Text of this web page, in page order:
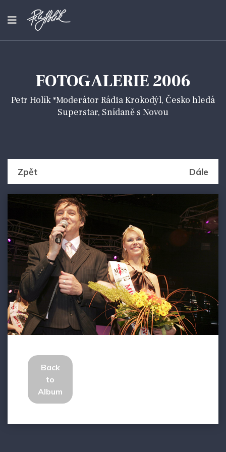
FOTOGALERIE 2006
Petr Holík *Moderátor Rádia Krokodýl, Česko hledá
Superstar, Snídaně s Novou
Zpět Dále
Back
to
Album